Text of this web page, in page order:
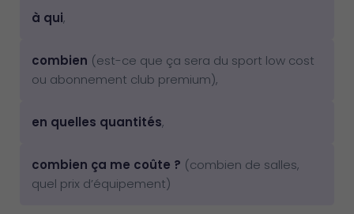
à qui,
combien (est-ce que ça sera du sport low cost
ou abonnement club premium),
en quelles quantités,
combien ça me coûte ? (combien de salles,
quel prix d’équipement)